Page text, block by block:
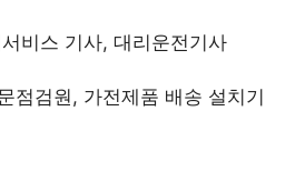
비스 기사, 대리운전기사
점검원, 가전제품 배송 설치기